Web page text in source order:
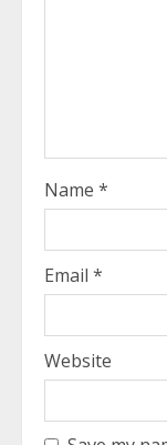
Name *
Email *
Website